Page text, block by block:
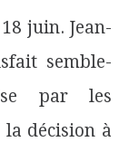
juin. Jean-
semble-
par les
décision à